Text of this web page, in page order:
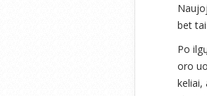
bet
Po
oro
keliai,